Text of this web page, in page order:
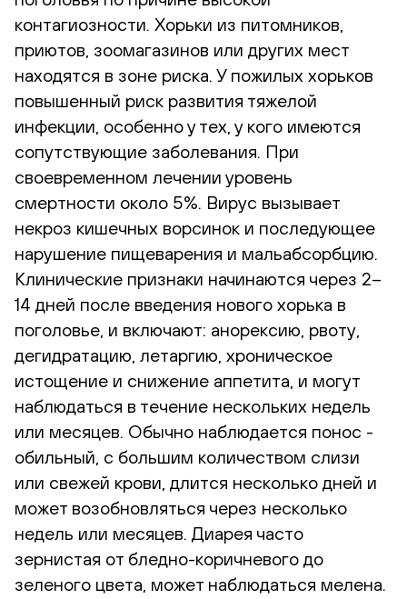
контагиозности. Хорьки из питомников,
приютов, зоомагазинов или других мест
находятся в зоне риска. У пожилых хорьков
повышенный риск развития тяжелой
инфекции, особенно у тех, у кого имеются
сопутствующие заболевания. При
своевременном лечении уровень
смертности около 5%. Вирус вызывает
некроз кишечных ворсинок и последующее
нарушение пищеварения и мальабсорбцию.
Клинические признаки начинаются через 2–
14 дней после введения нового хорька в
поголовье, и включают: анорексию, рвоту,
дегидратацию, летаргию, хроническое
истощение и снижение аппетита, и могут
наблюдаться в течение нескольких недель
или месяцев. Обычно наблюдается понос -
обильный, с большим количеством слизи
или свежей крови, длится несколько дней и
может возобновляться через несколько
недель или месяцев. Диарея часто
зернистая от бледно-коричневого до
зеленого цвета, может наблюдаться мелена.